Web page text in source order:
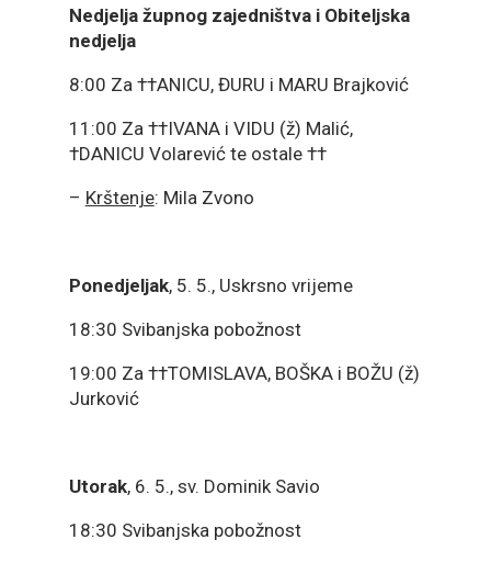
Nedjelja župnog zajedništva i Obiteljska
nedjelja
8:00 Za ††ANICU, ĐURU i MARU Brajković
11:00 Za ††IVANA i VIDU (ž) Malić,
†DANICU Volarević te ostale ††
– Krštenje: Mila Zvono
Ponedjeljak, 5. 5., Uskrsno vrijeme
18:30 Svibanjska pobožnost
19:00 Za ††TOMISLAVA, BOŠKA i BOŽU (ž)
Jurković
Utorak, 6. 5., sv. Dominik Savio
18:30 Svibanjska pobožnost